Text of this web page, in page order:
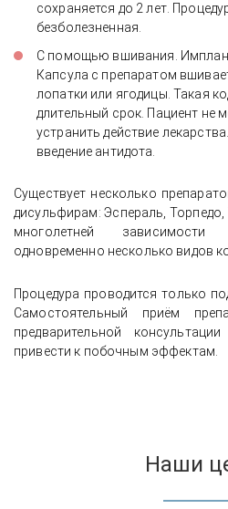
сохраняется до 2 лет.
безболезненная.
С помощью вшивания.
Капсула с препаратом
лопатки или ягодицы. Такая
длительный срок. Пациент не
устранить действие
введение антидота.
Существует несколько
дисульфирам: Эспераль,
многолетней
одновременно несколько видов
Процедура проводится только
Самостоятельный приём
предварительной
привести к побочным эффектам.
Наши